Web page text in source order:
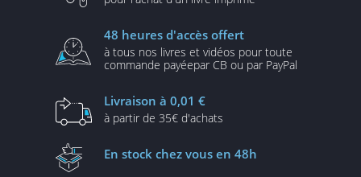
48 heures d'accès offert
à tous nos livres et vidéos pour toute
commande payéepar CB ou par PayPal
Livraison à 0,01 €
à partir de 35€ d'achats
En stock chez vous en 48h